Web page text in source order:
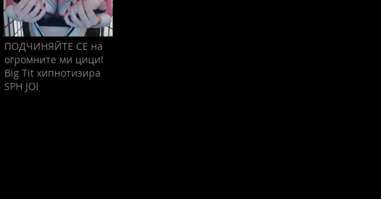
ПОДЧИНЯЙТЕ СЕ на
огромните ми цици!
Big Tit хипнотизира
SPH JOI